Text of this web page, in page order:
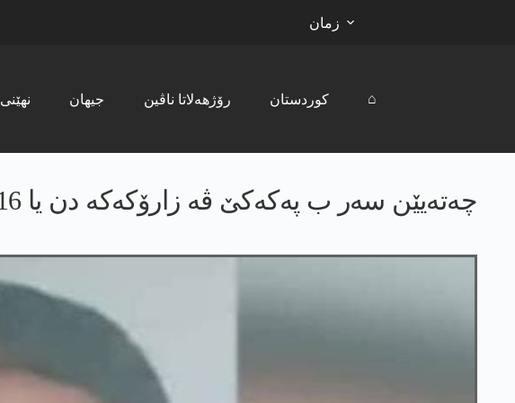
زمان
نھێنی جیھان رۆژھەلاتا ناڤین کوردستان ⌂
چەتەیێن سەر ب پەکەکێ ڤە زارۆکەکە دن یا 16 سالی رەڤاند